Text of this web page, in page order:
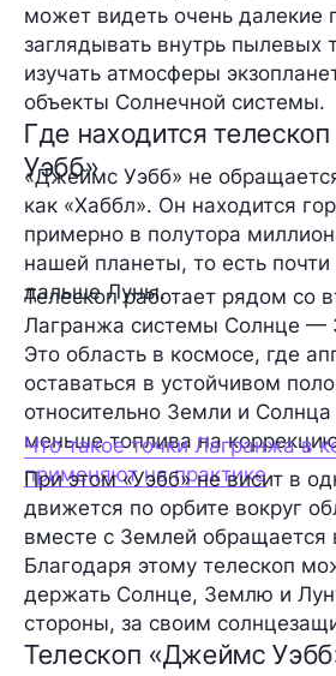
может видеть очень далекие
заглядывать внутрь пылевых
изучать атмосферы
объекты Солнечной системы.
Где находится
Уэбб»
«Джеймс Уэбб» не
как «Хаббл». Он находится
примерно в полутора
нашей планеты, то есть
дальше Луны.
Телескоп работает рядом со
Лагранжа системы Солнце —
Это область в космосе, где
оставаться в устойчивом
относительно Земли и Солнца
меньше топлива на
Что такое точки Лагранжа в
применяют на практике
При этом «Уэбб» не висит в
движется по орбите вокруг
вместе с Землей обращается
Благодаря этому телескоп
держать Солнце, Землю и
стороны, за своим
Телескоп «Джеймс